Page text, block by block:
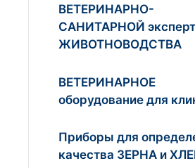
ВЕТЕРИНАРНО-
САНИТАРНОЙ
ЖИВОТНОВОДСТВА
ВЕТЕРИНАРНОЕ
оборудование для
Приборы для
качества ЗЕРНА и